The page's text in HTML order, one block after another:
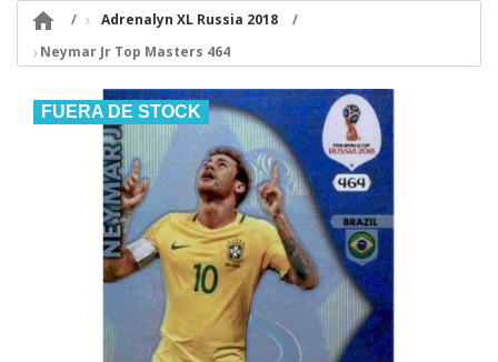

Adrenalyn XL Russia 2018
Neymar Jr Top Masters 464
FUERA DE STOCK